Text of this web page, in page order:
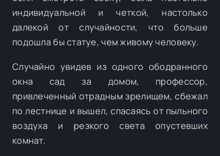
индивидуальной и четкой, настолько
далекой от случайности, что больше
подошла бы статуе, чем живому человеку.
Случайно увидев из одного ободранного
окна сад за домом, профессор,
привлеченный отрадным зрелищем, сбежал
по лестнице и вышел, спасаясь от пыльного
воздуха и резкого света опустевших
комнат.